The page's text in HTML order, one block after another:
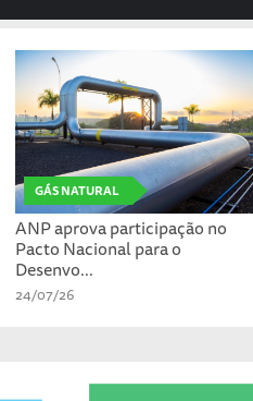
GÁS NATURAL
ANP aprova participação no
Pacto Nacional para o
Desenvo...
24/07/26